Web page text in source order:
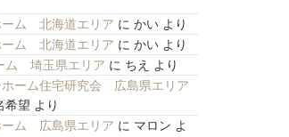
ーム 北海道エリア に かいより
ーム 北海道エリア に かいより
ム 埼玉県エリア に ちえ
より
ホーム住宅研究会 広島県エリア
希望 より
ーム 広島県エリア に マロン よ